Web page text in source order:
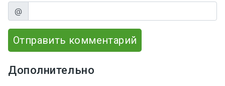
@
Отправить комментарий
Дополнительно